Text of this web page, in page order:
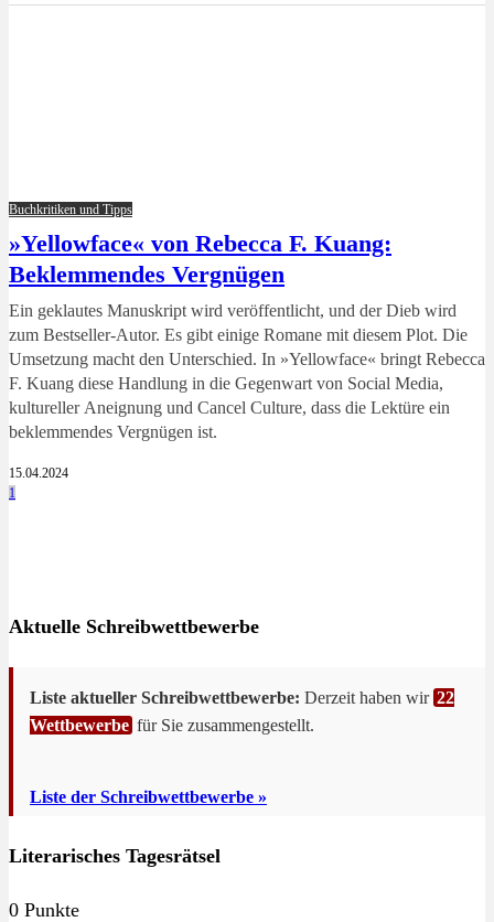
Buchkritiken und Tipps
»Yellowface« von Rebecca F. Kuang:
Beklemmendes Vergnügen
Ein geklautes Manuskript wird veröffentlicht, und der Dieb wird
zum Bestseller-Autor. Es gibt einige Romane mit diesem Plot. Die
Umsetzung macht den Unterschied. In »Yellowface« bringt Rebecca
F. Kuang diese Handlung in die Gegenwart von Social Media,
kultureller Aneignung und Cancel Culture, dass die Lektüre ein
beklemmendes Vergnügen ist.
15.04.2024
1
Aktuelle Schreibwettbewerbe
Liste aktueller Schreibwettbewerbe: Derzeit haben wir 22
Wettbewerbe für Sie zusammengestellt.
Liste der Schreibwettbewerbe »
Literarisches Tagesrätsel
0 Punkte